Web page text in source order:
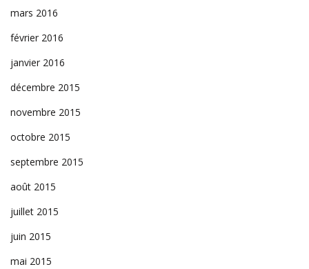
mars 2016
février 2016
janvier 2016
décembre 2015
novembre 2015
octobre 2015
septembre 2015
août 2015
juillet 2015
juin 2015
mai 2015